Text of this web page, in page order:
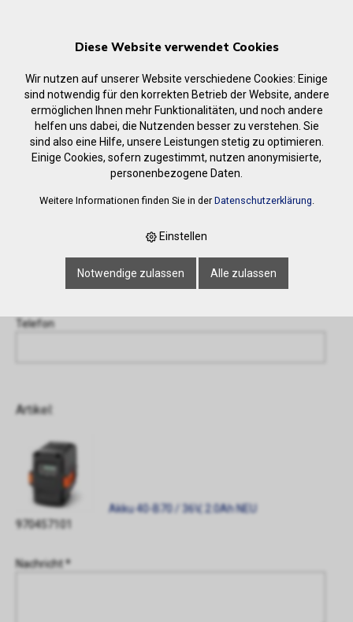
‹ Zurück
Anfrage
Telefon
Artikel:
Akku 40-B70 / 36V, 2.0Ah NEU
970457101
Nachricht *
Diese Website verwendet Cookies
Wir nutzen auf unserer Website verschiedene Cookies: Einige
sind notwendig für den korrekten Betrieb der Website, andere
ermöglichen Ihnen mehr Funktionalitäten, und noch andere
helfen uns dabei, die Nutzenden besser zu verstehen. Sie
sind also eine Hilfe, unsere Leistungen stetig zu optimieren.
Einige Cookies, sofern zugestimmt, nutzen anonymisierte,
personenbezogene Daten.
Weitere Informationen finden Sie in der Datenschutzerklärung.
Einstellen
Notwendige zulassen Alle zulassen